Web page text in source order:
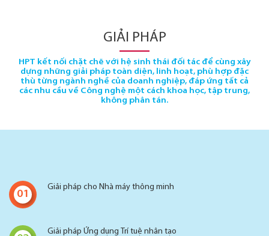
GIẢI PHÁP
HPT kết nối chặt chẽ với hệ sinh thái đối tác để cùng xây
dựng những giải pháp toàn diện, linh hoạt, phù hợp đặc
thù từng ngành nghề của doanh nghiệp, đáp ứng tất cả
các nhu cầu về Công nghệ một cách khoa học, tập trung,
không phân tán.
01
Giải pháp cho Nhà máy thông minh
Giải pháp Ứng dụng Trí tuệ nhân tạo
CƠ HỘI NGHỀ NGHIỆP